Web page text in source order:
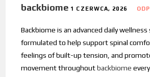
backbiome 1 CZERWCA, 2026
Backbiome is an advanced daily
formulated to help support spinal
feelings of built-up tension, and
movement throughoutbackbiome